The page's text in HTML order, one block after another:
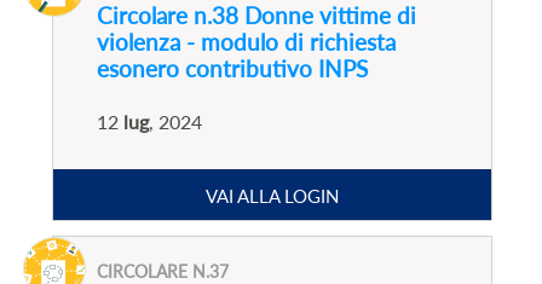
Circolare n.38 Donne vittime di
violenza - modulo di richiesta
esonero contributivo INPS
12 lug, 2024
VAI ALLA LOGIN
CIRCOLARE N.37